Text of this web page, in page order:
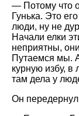
— Потому что
Гунька. Это
люди, ну не
Начали елки
неприятны,
Путаемся мы.
курную избу,
там дела у
Он